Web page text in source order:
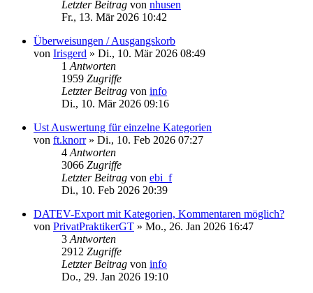
Letzter Beitrag von nhusen
Fr., 13. Mär 2026 10:42
Überweisungen / Ausgangskorb
von Irisgerd » Di., 10. Mär 2026 08:49
1 Antworten
1959 Zugriffe
Letzter Beitrag von info
Di., 10. Mär 2026 09:16
Ust Auswertung für einzelne Kategorien
von ft.knorr» Di., 10. Feb 2026 07:27
4 Antworten
3066 Zugriffe
Letzter Beitrag von ebi_f
Di., 10. Feb 2026 20:39
DATEV-Export mit Kategorien, Kommentaren möglich?
von PrivatPraktikerGT » Mo., 26. Jan 2026 16:47
3 Antworten
2912 Zugriffe
Letzter Beitrag von info
Do., 29. Jan 2026 19:10